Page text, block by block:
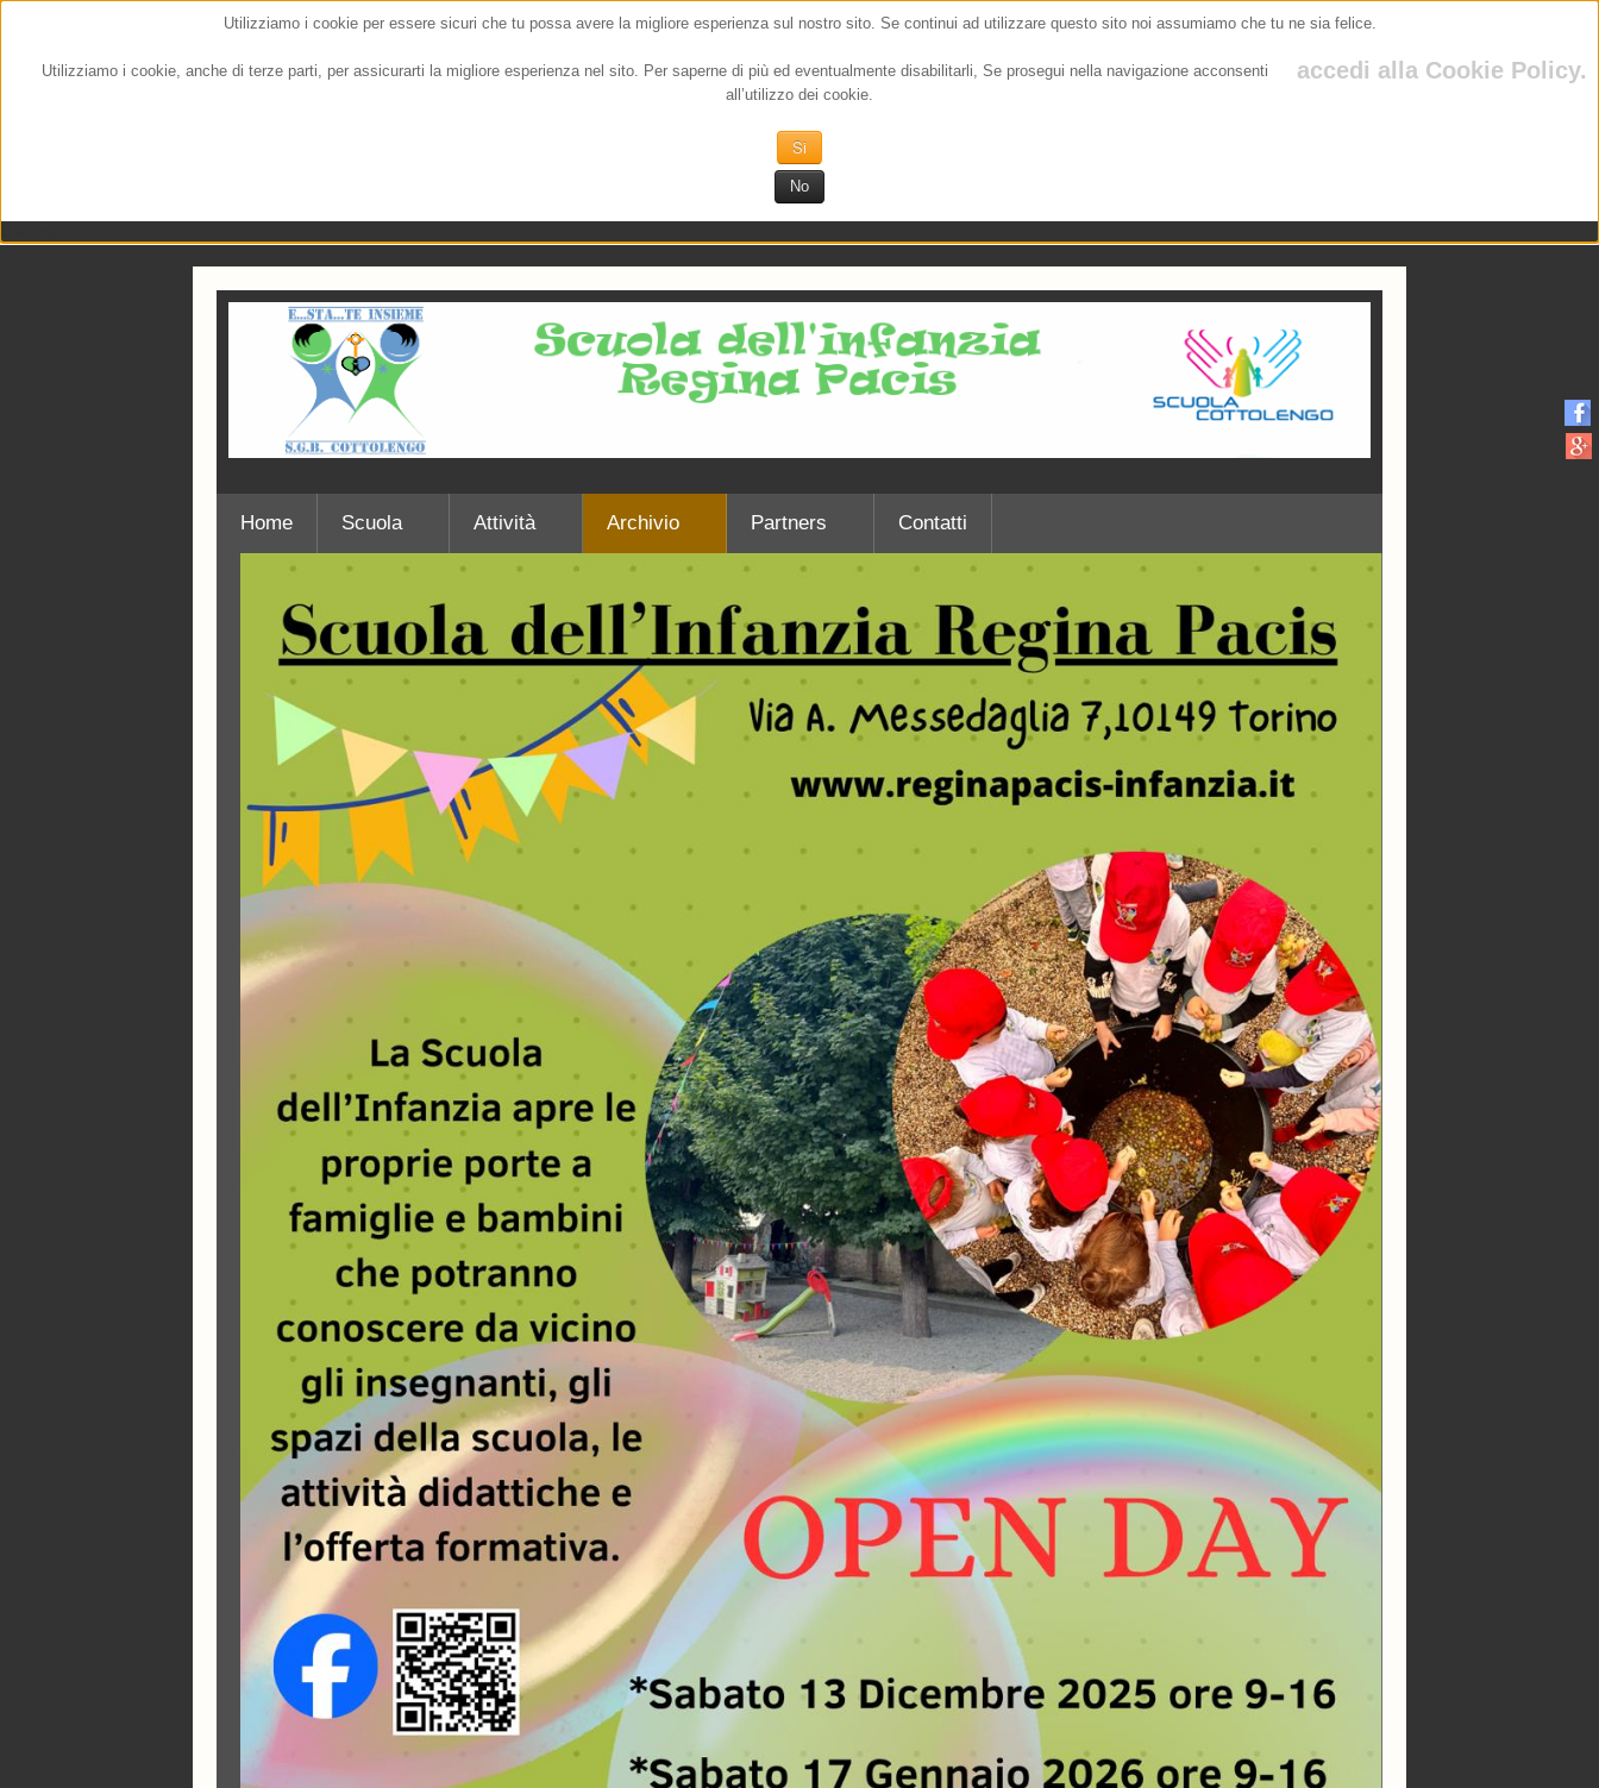
Utilizziamo i cookie per essere sicuri che tu possa avere la migliore esperienza sul nostro sito. Se continui ad utilizzare questo sito noi assumiamo che tu ne sia felice.
Utilizziamo i cookie, anche di terze parti, per assicurarti la migliore esperienza nel sito. Per saperne di più ed eventualmente disabilitarli, accedi alla Cookie Policy.
Se prosegui nella navigazione acconsenti
all’utilizzo dei cookie.
Si
No
Home Scuola Attività Archivio Partners Contatti
Precedente
Precedente
successivo
successivo